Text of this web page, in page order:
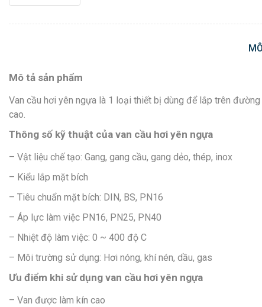
Mô tả sản phẩm
Van cầu hơi yên ngựa là 1 loại thiết bị dùng để lắp trên
cao.
Thông số kỹ thuật của van cầu hơi yên ngựa
– Vật liệu chế tạo: Gang, gang cầu, gang dẻo, thép, inox
– Kiểu lắp mặt bích
– Tiêu chuẩn mặt bích: DIN, BS, PN16
– Áp lực làm việc PN16, PN25, PN40
– Nhiệt độ làm việc: 0 ~ 400 độ C
– Môi trường sử dụng: Hơi nóng, khí nén, dầu, gas
Ưu điểm khi sử dụng van cầu hơi yên ngựa
– Van được làm kín cao